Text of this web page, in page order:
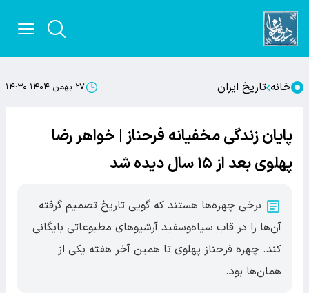
خانه تاریخ ایران ۲۷ بهمن ۱۴۰۴ ۱۴:۳۰
پایان زندگی مخفیانه فرحناز | خواهر رضا
پهلوی بعد از ۱۵ سال دیده شد
برخی چهره‌ها هستند که گویی تاریخ تصمیم گرفته
آن‌ها را در قاب سیاه‌وسفید آرشیوهای مطبوعاتی بایگانی
کند. چهره فرحناز پهلوی تا همین آخر هفته یکی از
همان‌ها بود.